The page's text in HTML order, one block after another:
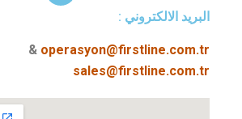
البريد الالكتروني :
operasyon@firstline.com.tr
&
sales@firstline.com.tr